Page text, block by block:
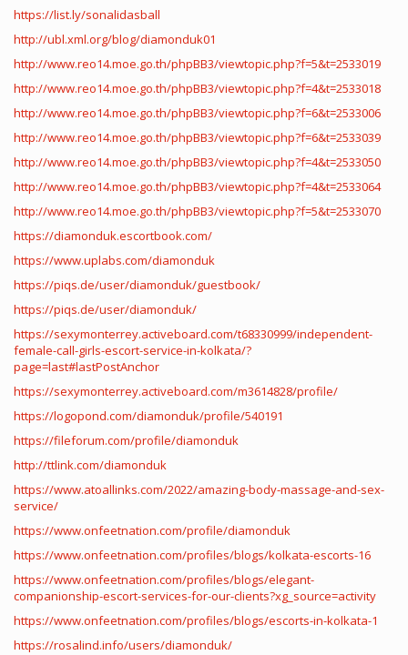
https://list.ly/sonalidasball
http://ubl.xml.org/blog/diamonduk01
http://www.reo14.moe.go.th/phpBB3/viewtopic.php?f=5&t=2533019
http://www.reo14.moe.go.th/phpBB3/viewtopic.php?f=4&t=2533018
http://www.reo14.moe.go.th/phpBB3/viewtopic.php?f=6&t=2533006
http://www.reo14.moe.go.th/phpBB3/viewtopic.php?f=6&t=2533039
http://www.reo14.moe.go.th/phpBB3/viewtopic.php?f=4&t=2533050
http://www.reo14.moe.go.th/phpBB3/viewtopic.php?f=4&t=2533064
http://www.reo14.moe.go.th/phpBB3/viewtopic.php?f=5&t=2533070
https://diamonduk.escortbook.com/
https://www.uplabs.com/diamonduk
https://piqs.de/user/diamonduk/guestbook/
https://piqs.de/user/diamonduk/
https://sexymonterrey.activeboard.com/t68330999/independent-
female-call-girls-escort-service-in-kolkata/?
page=last#lastPostAnchor
https://sexymonterrey.activeboard.com/m3614828/profile/
https://logopond.com/diamonduk/profile/540191
https://fileforum.com/profile/diamonduk
http://ttlink.com/diamonduk
https://www.atoallinks.com/2022/amazing-body-massage-and-sex-
service/
https://www.onfeetnation.com/profile/diamonduk
https://www.onfeetnation.com/profiles/blogs/kolkata-escorts-16
https://www.onfeetnation.com/profiles/blogs/elegant-
companionship-escort-services-for-our-clients?xg_source=activity
https://www.onfeetnation.com/profiles/blogs/escorts-in-kolkata-1
https://rosalind.info/users/diamonduk/